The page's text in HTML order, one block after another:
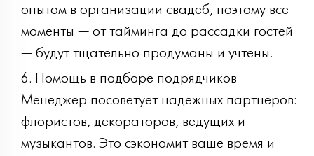
опытом в организации свадеб, поэтому все
моменты — от тайминга до рассадки гостей
— будут тщательно продуманы и учтены.
Помощь в подборе подрядчиков
Менеджер посоветует надежных партнеров:
флористов, декораторов, ведущих и
музыкантов. Это сэкономит ваше время и